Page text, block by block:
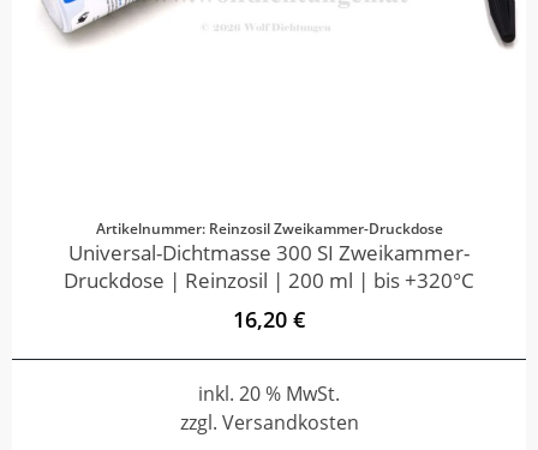
Artikelnummer: Reinzosil Zweikammer-Druckdose
Universal-Dichtmasse 300 SI Zweikammer-
Druckdose | Reinzosil | 200 ml | bis +320°C
16,20 €
inkl. 20 % MwSt.
zzgl. Versandkosten